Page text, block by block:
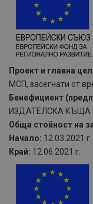
Проект и главна
МСП, засегнати от
Бенефициент
ИЗДАТЕЛСКА КЪЩА
Обща стойност на
Начало: 12.03.2021 г.
Край: 12.06.2021 г.